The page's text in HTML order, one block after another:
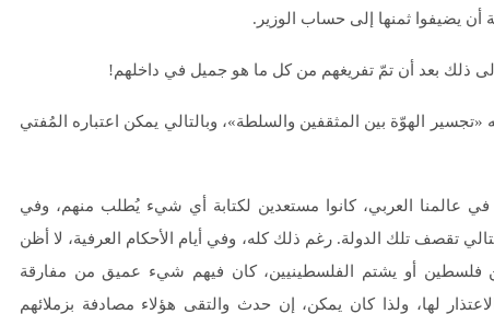
أن يضيفوا ثمنها إلى حساب الوزير.
إلى ذلك بعد أن تمّ تفريغهم من كل ما هو جميل في داخلهم!
الهوّة بين المثقفين والسلطة»، وبالتالي يمكن اعتباره المُفتي
في عالمنا العربي، كانوا مستعدين لكتابة أي شيء يُطلب منهم، وفي
تقصف تلك الدولة. رغم ذلك كله، وفي أيام الأحكام العرفية، لا أظن
فلسطين أو يشتم الفلسطينيين، كان فيهم شيء عميق من مفارقة
لها، ولذا كان يمكن، إن حدث والتقى هؤلاء مصادفة بزملائهم